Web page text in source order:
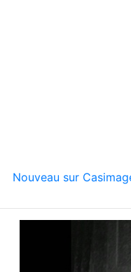
Nouveau sur